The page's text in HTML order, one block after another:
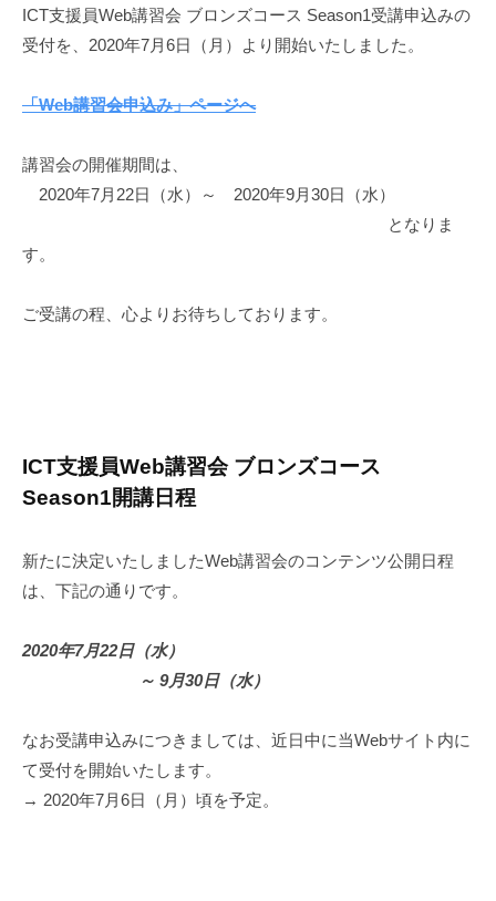
ICT支援員Web講習会 ブロンズコース Season1受講申込みの
受付を、2020年7月6日（月）より開始いたしました。
「Web講習会申込み」ページへ
講習会の開催期間は、
2020年7月22日（水）～ 2020年9月30日（水）
となりま
す。
ご受講の程、心よりお待ちしております。
ICT支援員Web講習会 ブロンズコース
Season1開講日程
新たに決定いたしましたWeb講習会のコンテンツ公開日程
は、下記の通りです。
2020年7月22日（水）
～ 9月30日（水）
なお受講申込みにつきましては、近日中に当Webサイト内に
て受付を開始いたします。
→ 2020年7月6日（月）頃を予定。